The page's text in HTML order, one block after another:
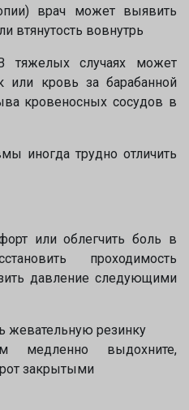
врач может выявить
втянутость вовнутрь
тяжелых случаях может
или кровь за барабанной
кровеносных сосудов в
иногда трудно отличить
или облегчить боль в
проходимость
давление следующими
жевательную резинку
медленно выдохните,
закрытыми